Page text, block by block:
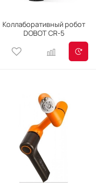
Коллаборативный робот
DOBOT CR-5